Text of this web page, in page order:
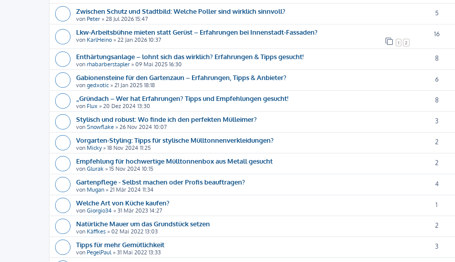
Zwischen Schutz und Stadtbild: Welche Poller sind wirklich sinnvoll?
von Peter » 28 Jul 2026 15:47
5
Lkw-Arbeitsbühne mieten statt Gerüst – Erfahrungen bei Innenstadt-Fassaden?
von KarlHeino » 22 Jan 2026 10:37 1 2
16
Enthärtungsanlage – lohnt sich das wirklich? Erfahrungen & Tipps gesucht!
von rhabarberstapler » 09 Mai 2025 16:30
8
Gabionensteine für den Gartenzaun – Erfahrungen, Tipps & Anbieter?
von gedxotic » 21 Jan 2025 18:18
6
„Gründach – Wer hat Erfahrungen? Tipps und Empfehlungen gesucht!
von Flux » 20 Dez 2024 13:30
8
Stylisch und robust: Wo finde ich den perfekten Mülleimer?
von Snowflake » 26 Nov 2024 10:07
3
Vorgarten-Styling: Tipps für stylische Mülltonnenverkleidungen?
von Micky» 18 Nov 2024 11:25
2
Empfehlung für hochwertige Mülltonnenbox aus Metall gesucht
von Glurak » 15 Nov 2024 10:15
2
Gartenpflege - Selbst machen oder Profis beauftragen?
von Mugan » 21 Mär 2024 11:34
4
Welche Art von Küche kaufen?
von Giorgio34 » 31 Mär 2023 14:27
1
Natürliche Mauer um das Grundstück setzen
von Käffkes » 02 Mai 2022 13:03
2
Tipps für mehr Gemütlichkeit
von PegelPaul» 31 Mai 2022 13:33
3